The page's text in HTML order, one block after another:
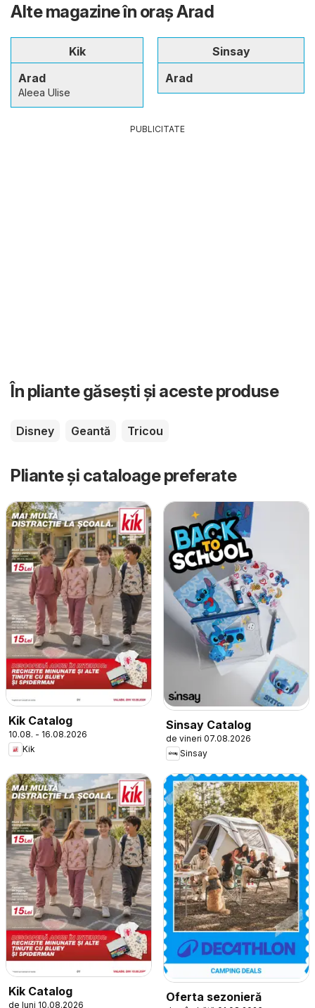
Alte magazine în oraş Arad
Kik
Arad
Aleea Ulise
Sinsay
Arad
PUBLICITATE
În pliante găsești și aceste produse
Disney Geantă Tricou
Pliante și cataloage preferate
Kik Catalog
10.08. - 16.08.2026
Kik
Sinsay Catalog
de vineri 07.08.2026
Sinsay
Kik Catalog
de luni 10.08.2026
Oferta sezonieră